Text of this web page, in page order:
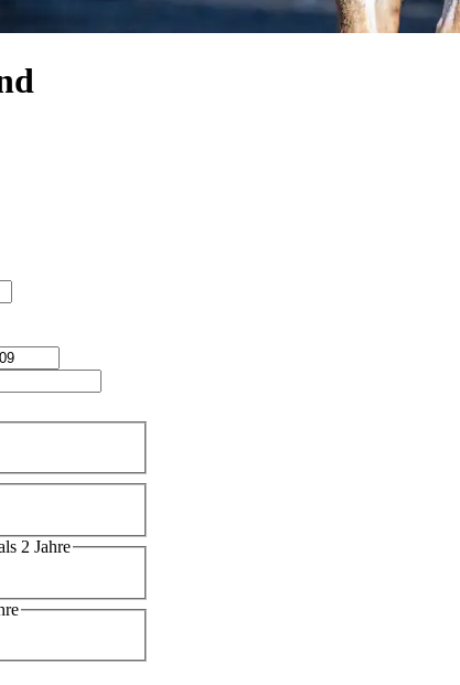
2 Jahre